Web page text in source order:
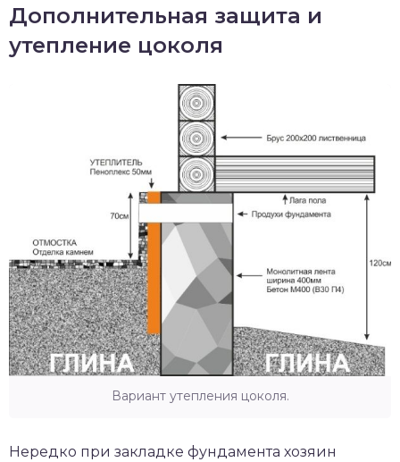
Дополнительная защита и
утепление цоколя
Вариант утепления цоколя.
Нередко при закладке фундамента хозяин